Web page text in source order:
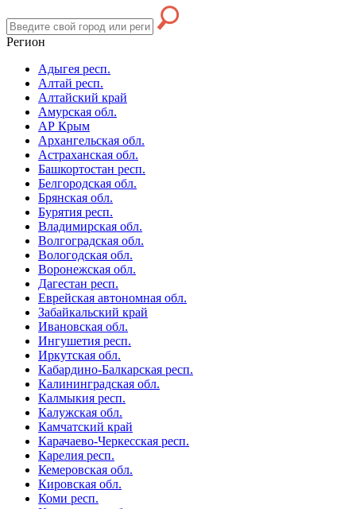
Регион
Адыгея респ.
Алтай респ.
Алтайский край
Амурская обл.
АР Крым
Архангельская обл.
Астраханская обл.
Башкортостан респ.
Белгородская обл.
Брянская обл.
Бурятия респ.
Владимирская обл.
Волгоградская обл.
Вологодская обл.
Воронежская обл.
Дагестан респ.
Еврейская автономная обл.
Забайкальский край
Ивановская обл.
Ингушетия респ.
Иркутская обл.
Кабардино-Балкарская респ.
Калининградская обл.
Калмыкия респ.
Калужская обл.
Камчатский край
Карачаево-Черкесская респ.
Карелия респ.
Кемеровская обл.
Кировская обл.
Коми респ.